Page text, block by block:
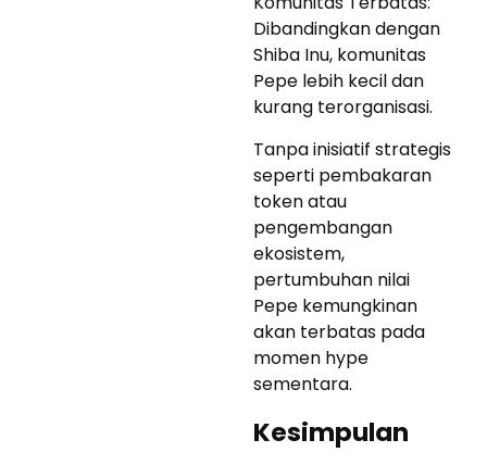
Dibandingkan dengan
Shiba Inu, komunitas
Pepe lebih kecil dan
kurang terorganisasi.
Tanpa inisiatif strategis
seperti pembakaran
token atau
pengembangan
ekosistem,
pertumbuhan nilai
Pepe kemungkinan
akan terbatas pada
momen hype
sementara.
Kesimpulan